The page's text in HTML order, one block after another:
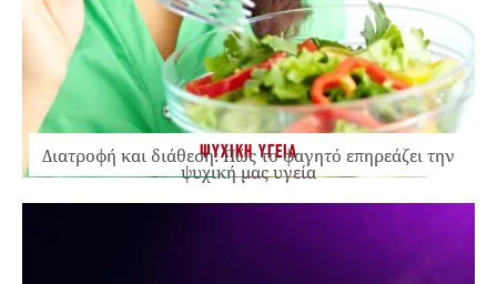
ΨΥΧΙΚΗ ΥΓΕΙΑ
Διατροφή και διάθεση: Πώς το φαγητό επηρεάζει την
ψυχική μας υγεία